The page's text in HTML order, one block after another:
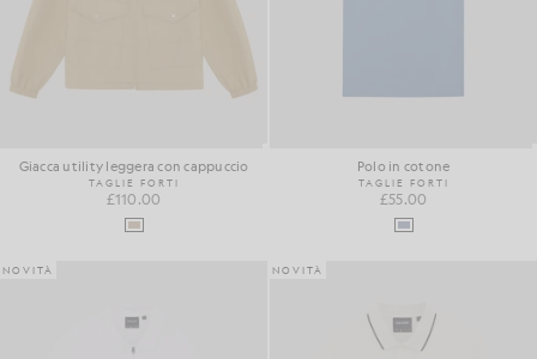
Giacca utility leggera con cappuccio
TAGLIE FORTI
£110.00
Polo in cotone
TAGLIE FORTI
£55.00
NOVITÀ NOVITÀ